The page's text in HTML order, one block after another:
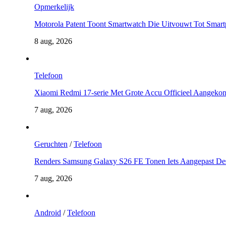
Opmerkelijk
Motorola Patent Toont Smartwatch Die Uitvouwt Tot
8 aug, 2026
Telefoon
Xiaomi Redmi 17-serie Met Grote Accu Officieel
7 aug, 2026
Geruchten /Telefoon
Renders Samsung Galaxy S26 FE Tonen Iets Aangepast
7 aug, 2026
Android /Telefoon